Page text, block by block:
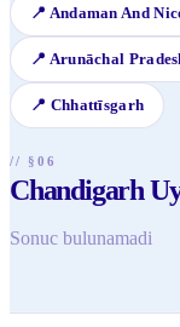
📍 Andaman And
📍 Arunāchal
📍 Chhattīsgarh
// §06
Chandigarh
Sonuc bulunamadi